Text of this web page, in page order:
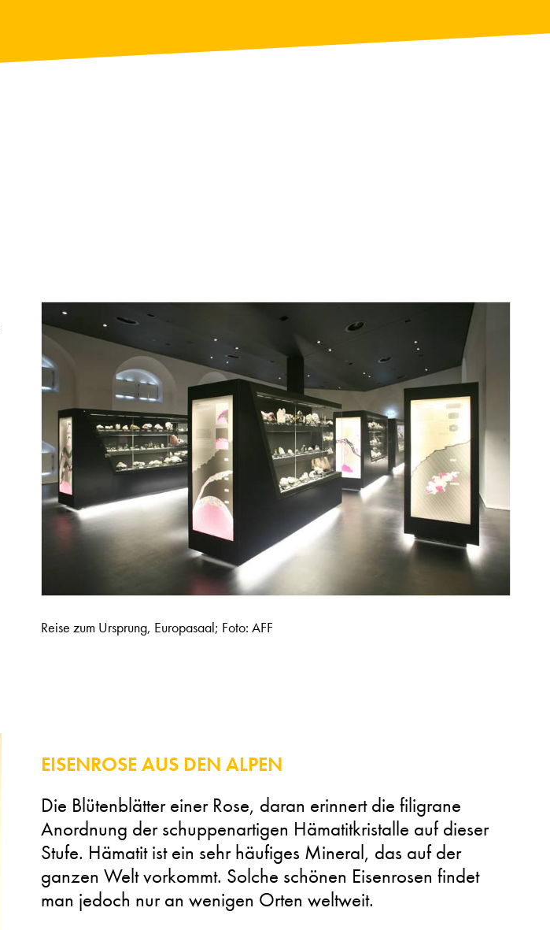
Reise zum Ursprung, Europasaal; Foto: AFF
EISENROSE AUS DEN ALPEN
Die Blütenblätter einer Rose, daran erinnert die filigrane
Anordnung der schuppenartigen Hämatitkristalle auf dieser
Stufe. Hämatit ist ein sehr häufiges Mineral, das auf der
ganzen Welt vorkommt. Solche schönen Eisenrosen findet
man jedoch nur an wenigen Orten weltweit.